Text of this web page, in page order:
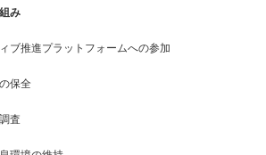
み
ブ推進プラットフォームへの参加
保全
査